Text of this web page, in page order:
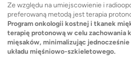
Ze względu na umiejscowienie i
preferowaną metodą jest terapia
Program onkologii kostnej i tkanek
terapię protonową w celu zachowania
mięsaków, minimalizując jednocześnie
układu mięśniowo-szkieletowego.